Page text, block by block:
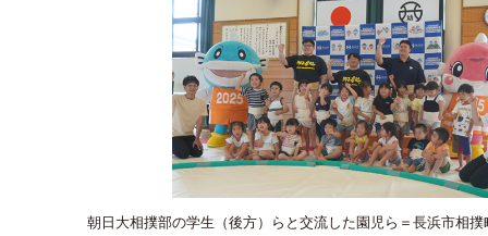
朝日大相撲部の学生（後方）らと交流した園児ら＝長浜市相